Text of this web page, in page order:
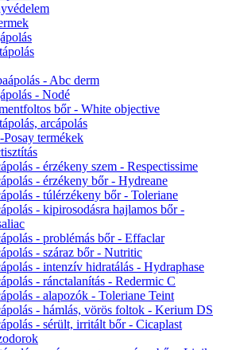
- Abc derm
- Nodé
bőr - White objective
arcápolás
termékek
- érzékeny szem - Respectissime
- érzékeny bőr - Hydreane
- túlérzékeny bőr - Toleriane
- kipirosodásra hajlamos bőr -
- problémás bőr - Effaclar
- száraz bőr - Nutritic
- intenzív hidratálás - Hydraphase
- ránctalanítás - Redermic C
- alapozók - Toleriane Teint
- hámlás, vörös foltok - Kerium DS
- sérült, irritált bőr - Cicaplast